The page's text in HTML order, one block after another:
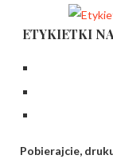
ETYKIETKI
Pobierajcie,